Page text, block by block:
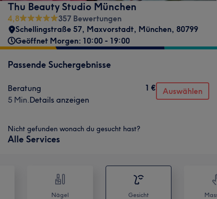
Thu Beauty Studio München
4,8
357 Bewertungen
Schellingstraße 57, Maxvorstadt, München, 80799
Geöffnet Morgen: 10:00 - 19:00
Passende Suchergebnisse
Beratung
5 Min.Details anzeigen
1 € Auswählen
Nicht gefunden wonach du gesucht hast?
Alle Services
Nägel Gesicht